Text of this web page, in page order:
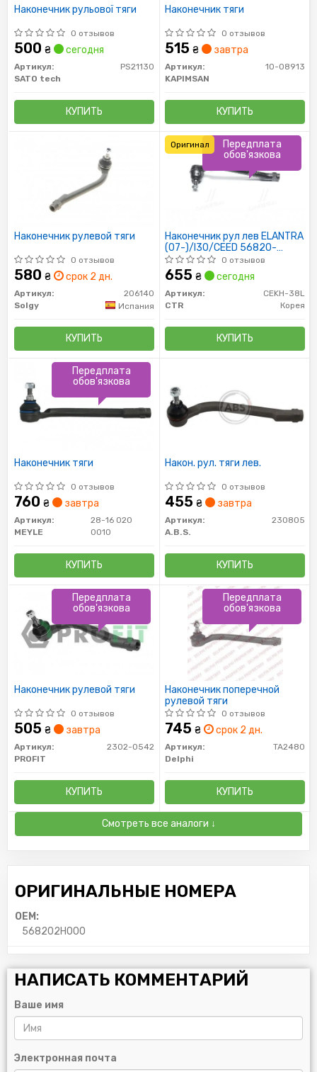
Наконечник рульової тяги
0 отзывов
500 ₴ сегодня
Артикул:
PS21130
SATO tech
КУПИТЬ
Наконечник тяги
0 отзывов
515 ₴ завтра
Артикул:
10-08913
KAPIMSAN
КУПИТЬ
Наконечник рулевой тяги
0 отзывов
580 ₴ срок 2 дн.
Артикул:
206140
Solgy
Испания
КУПИТЬ
Наконечник рул лев ELANTRA
(07-)/I30/CEED 56820-
2H000 CTR
0 отзывов
655 ₴ сегодня
Артикул:
CEKH-38L
CTR
Корея
КУПИТЬ
Передплата
обов'язкова
Оригинал
Наконечник тяги
0 отзывов
760 ₴ завтра
Артикул:
28-16 020
0010
MEYLE
КУПИТЬ
Передплата
обов'язкова
Након. рул. тяги лев.
0 отзывов
455 ₴ завтра
Артикул:
230805
A.B.S.
КУПИТЬ
Наконечник рулевой тяги
0 отзывов
505 ₴ завтра
Артикул:
2302-0542
PROFIT
КУПИТЬ
Передплата
обов'язкова
Наконечник поперечной
рулевой тяги
0 отзывов
745 ₴ срок 2 дн.
Артикул:
TA2480
Delphi
КУПИТЬ
Передплата
обов'язкова
Смотреть все аналоги ↓
ОРИГИНАЛЬНЫЕ НОМЕРА
OEM:
568202H000
НАПИСАТЬ КОММЕНТАРИЙ
Ваше имя
Электронная почта